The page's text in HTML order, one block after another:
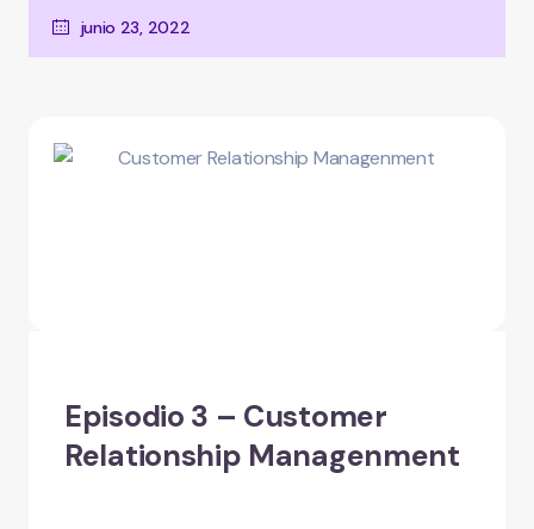
junio 23, 2022
Episodio 3 – Customer
Relationship Managenment